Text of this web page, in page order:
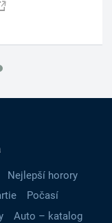
Nejlepší horory
Počasí
Auto – katalog